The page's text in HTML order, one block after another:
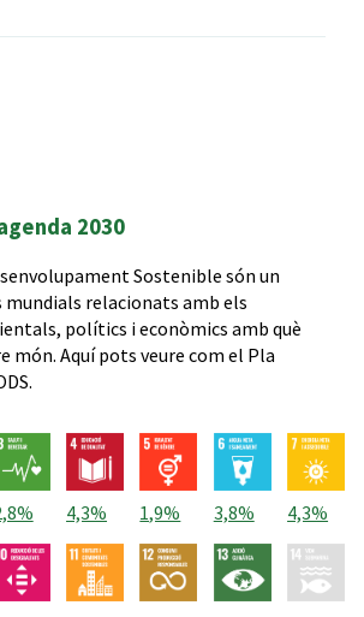
2030
Sostenible són un
relacionats amb els
polítics i econòmics amb què
Aquí pots veure com el Pla
4,3% 1,9% 3,8% 4,3%